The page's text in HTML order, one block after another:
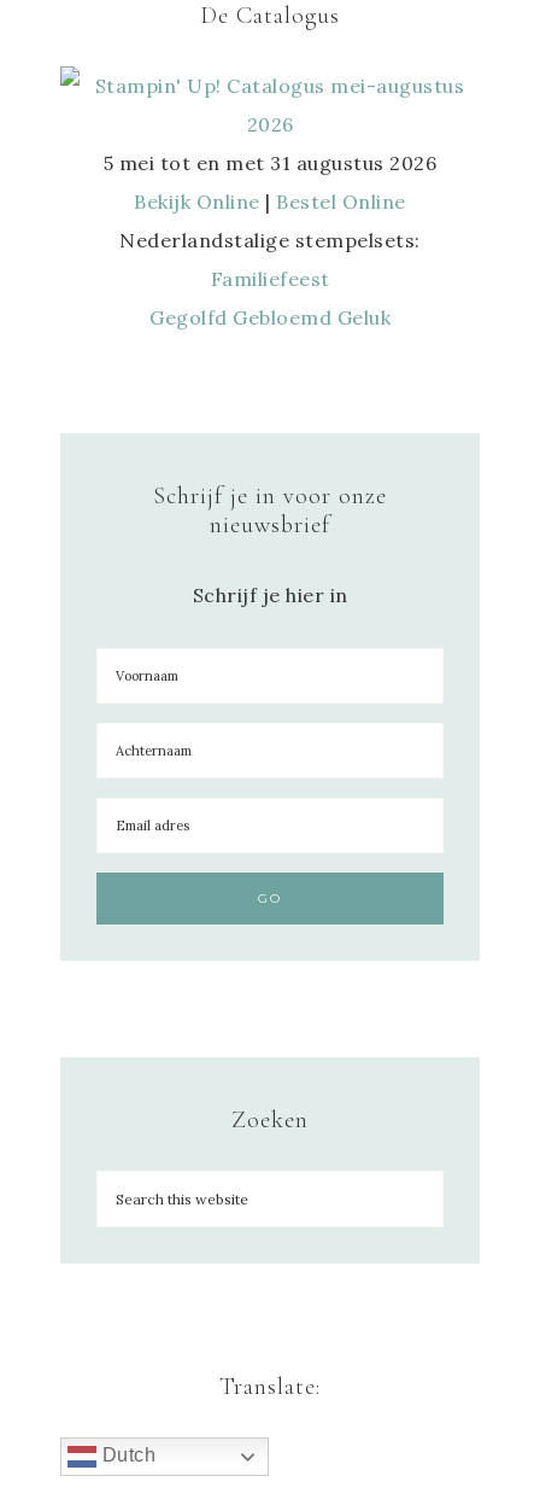
De Catalogus
5 mei tot en met 31 augustus 2026
Bekijk Online | Bestel Online
Nederlandstalige stempelsets:
Familiefeest
Gegolfd Gebloemd Geluk
Schrijf je in voor onze
nieuwsbrief
Schrijf je hier in
Zoeken
Translate:
Dutch